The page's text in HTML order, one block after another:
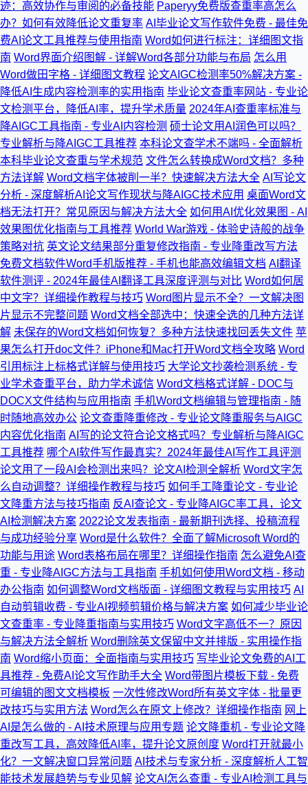
迹：高效协作与审阅的必备技能 Paperyy免费版查重率高怎么
办？如何有效降低论文重复率 AI毕业论文写作软件免费 - 最佳免
费AI论文工具推荐与使用指南 Word如何进行标注：详细图文指
南 Word界面介绍图解 - 详解Word各部分功能与布局 怎么用
Word做田字格 - 详细图文教程 论文AIGC检测率50%解决方案 -
降低AI生成内容检测率的实用指南 毕业论文查重率网站 - 专业论
文检测平台，降低AI率，提升学术质量 2024年AI查重率标准与
降AIGC工具指南 - 专业AI内容检测 硕士论文用AI润色可以吗？
专业解析与降AIGC工具推荐 本科论文查学术不端吗 - 全面解析
本科毕业论文查重与学术规范 文件怎么转换成Word文档？多种
方法详解 Word文档字体被削一半？快速解决方法大全 AI写论文
分析 - 深度解析AI论文写作现状与降AIGC技术应用 桌面Word文
档无法打开？常见原因与解决方法大全 如何用AI优化效果图 - AI
效果图优化指南与工具推荐 World War游戏 - 体验史诗般的战争
策略对抗 英文论文结果部分重复修改指南 - 专业降重改写方法
免费文档软件Word手机版推荐 - 手机也能高效编辑文档 AI翻译
软件测评 - 2024年最佳AI翻译工具深度评测与对比 Word如何居
中文字？详细操作教程与技巧 Word图片显示不全？一文解决图
片显示不完整问题 Word文档全部选中：快速全选的几种方法详
解 未保存的Word文档如何恢复？多种方法快速找回丢失文件 苹
果怎么打开doc文件？iPhone和Mac打开Word文档全攻略 Word
引用标注上标格式详解与使用技巧 大学论文抄袭检测系统 - 专
业学术查重平台，助力学术诚信 Word文档格式详解 - DOC与
DOCX文件结构与应用指南 手机Word文档编辑与管理指南 - 随
时随地高效办公 论文查重降重修改 - 专业论文降重服务与AIGC
内容优化指南 AI写的论文符合论文格式吗？专业解析与降AIGC
工具推荐 哪个AI软件写作最真实？2024年最佳AI写作工具评测
论文用了一段AI会检测出来吗？论文AI检测全解析 Word文字怎
么自动调整？详细操作教程与技巧 如何手工降重论文 - 专业论
文降重方法与技巧指南 反AI查论文 - 专业降AIGC率工具，论文
AI检测解决方案 2022论文发表指南 - 最新期刊选择、投稿流程
与成功经验分享 Word是什么软件？全面了解Microsoft Word的
功能与用途 Word表格布局在哪里？详细操作指南 怎么避免AI查
重 - 专业降AIGC方法与工具指南 手机如何使用Word文档 - 移动
办公指南 如何调整Word文档版面 - 详细图文教程与实用技巧 AI
自动剪辑收费 - 专业AI视频剪辑价格与解决方案 如何减少毕业论
文查重率 - 专业降重指南与实用技巧 Word文字高低不一？原因
与解决方法全解析 Word删除英文保留中文并排版 - 实用操作指
南 Word缩小页面：全面指南与实用技巧 写毕业论文免费的AI工
具推荐 - 免费AI论文写作助手大全 Word带图片模板下载 - 免费
可编辑的图文文档模板 一次性修改Word所有英文字体 - 批量更
改技巧与实用方法 Word怎么在原文上修改？详细操作指南 网上
AI是怎么做的 - AI技术原理与应用专题 论文降重机 - 专业论文降
重改写工具，高效降低AI率，提升论文原创度 Word打开就最小
化？一文解决窗口异常问题 AI技术与专家分析 - 深度解析人工智
能技术发展趋势与专业见解 论文AI怎么查重 - 专业AI检测工具与